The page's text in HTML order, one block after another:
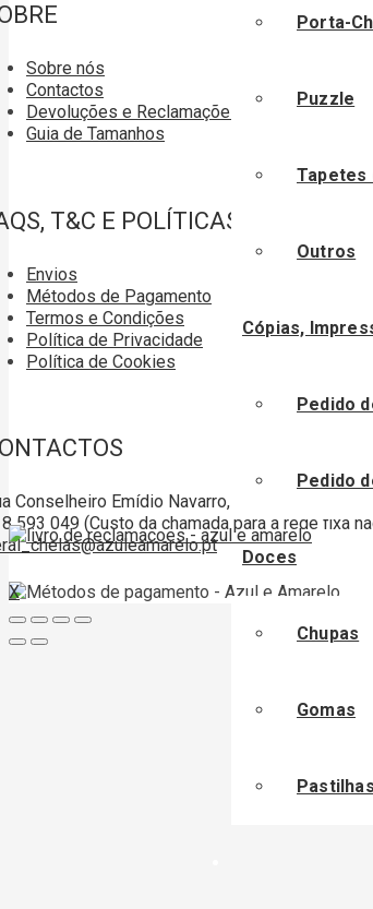
Porta-
Puzzle
Tapetes
Outros
Cópias,
Pedido
Pedido
Doces
Chupas
Gomas
Pastilhas
Sobre nós
Contactos
Devoluções e Reclamações
Guia de Tamanhos
T&C E POLÍTICAS
Envios
Métodos de Pagamento
Termos e Condições
Política de Privacidade
Política de Cookies
Conselheiro Emídio Navarro, nº 35 Lote 27 A,
593 049 (Custo da chamada para a rede fixa
X